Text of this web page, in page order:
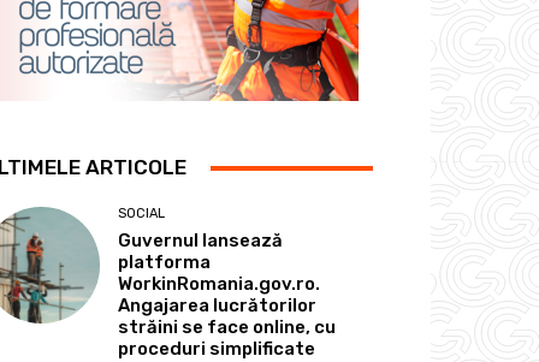
ARTICOLE
SOCIAL
Guvernul lansează
platforma
WorkinRomania.gov.ro.
Angajarea lucrătorilor
străini se face online, cu
proceduri simplificate